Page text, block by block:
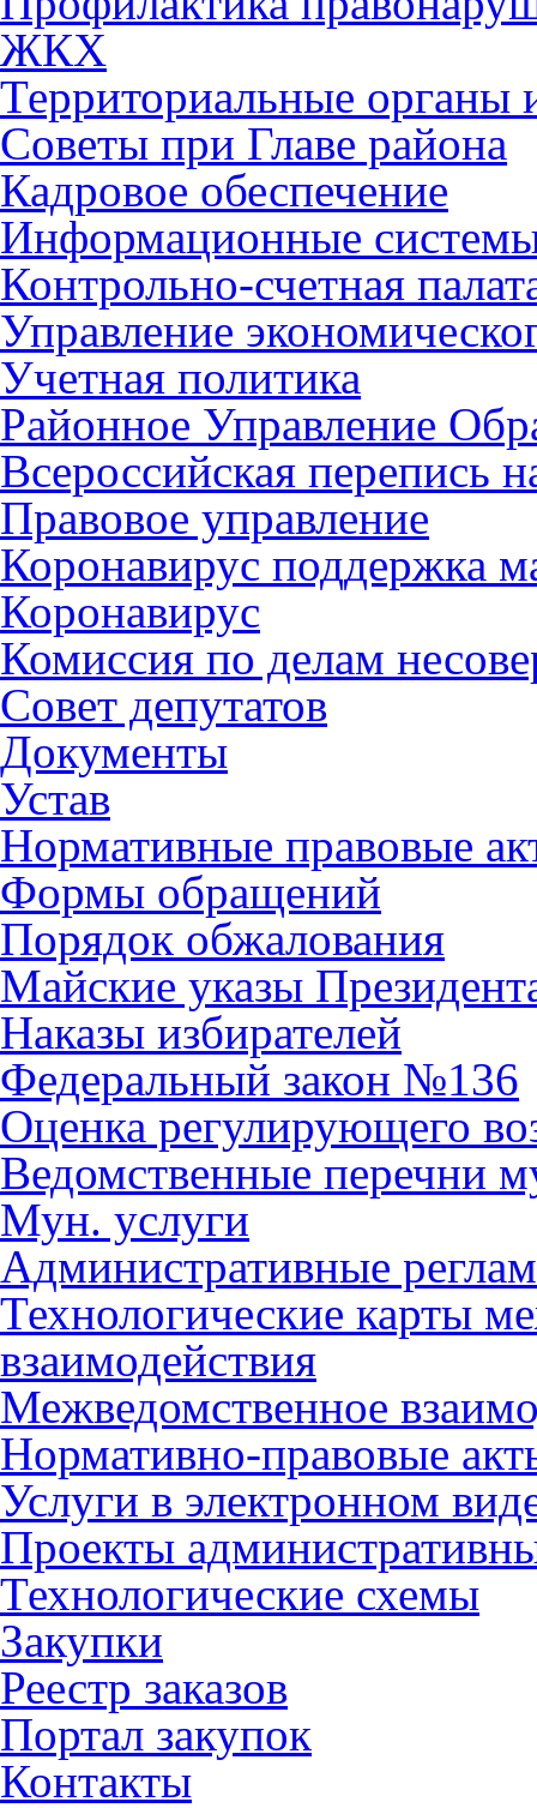
ЖКХ
Территориальные органы
Советы при Главе района
Кадровое обеспечение
Информационные
Контрольно-счетная
Управление
Учетная политика
Районное Управление
Всероссийская перепись
Правовое управление
Коронавирус поддержка
Коронавирус
Комиссия по делам
Совет депутатов
Документы
Устав
Нормативные правовые
Формы обращений
Порядок обжалования
Майские указы
Наказы избирателей
Федеральный закон №136
Оценка регулирующего
Ведомственные перечни
Мун. услуги
Административные
Технологические карты
взаимодействия
Межведомственное
Нормативно-правовые
Услуги в электронном
Проекты
Технологические схемы
Закупки
Реестр заказов
Портал закупок
Контакты